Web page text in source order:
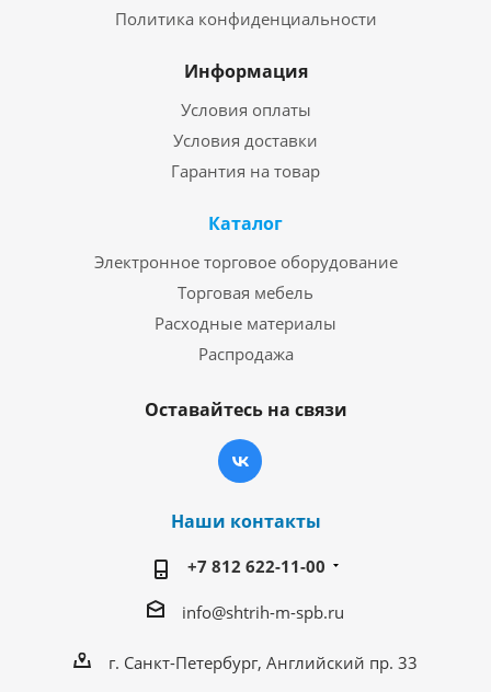
Политика конфиденциальности
Информация
Условия оплаты
Условия доставки
Гарантия на товар
Каталог
Электронное торговое оборудование
Торговая мебель
Расходные материалы
Распродажа
Оставайтесь на связи
Наши контакты
+7 812 622-11-00
info@shtrih-m-spb.ru
г. Санкт-Петербург, Английский пр. 33